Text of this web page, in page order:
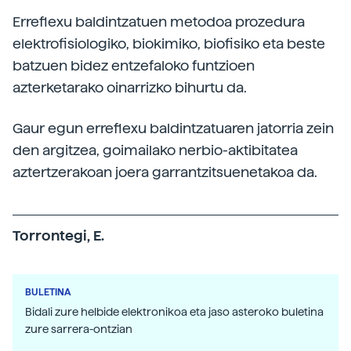
Erreflexu baldintzatuen metodoa prozedura
elektrofisiologiko, biokimiko, biofisiko eta beste
batzuen bidez entzefaloko funtzioen
azterketarako oinarrizko bihurtu da.
Gaur egun erreflexu baldintzatuaren jatorria zein
den argitzea, goimailako nerbio-aktibitatea
aztertzerakoan joera garrantzitsuenetakoa da.
Torrontegi, E.
BULETINA
Bidali zure helbide elektronikoa eta jaso asteroko buletina
zure sarrera-ontzian